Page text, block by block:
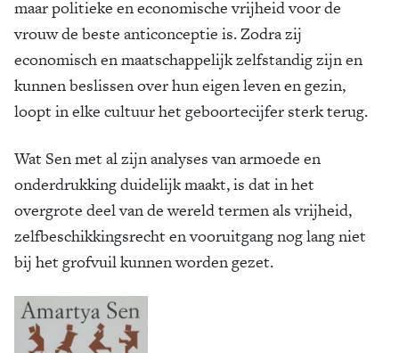
maar politieke en economische vrijheid voor de
vrouw de beste anticonceptie is. Zodra zij
economisch en maatschappelijk zelfstandig zijn en
kunnen beslissen over hun eigen leven en gezin,
loopt in elke cultuur het ge­boorte­cijfer sterk terug.
Wat Sen met al zijn analyses van armoede en
onderdrukking duidelijk maakt, is dat in het
overgrote deel van de wereld termen als vrijheid,
zelfbeschikkingsrecht en vooruitgang nog lang niet
bij het grofvuil kunnen worden gezet.